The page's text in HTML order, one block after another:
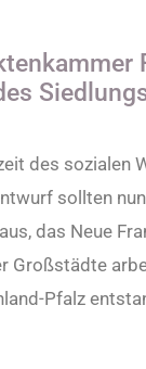
des sozialen
sollten
das Neue
Großstädte
Pfalz